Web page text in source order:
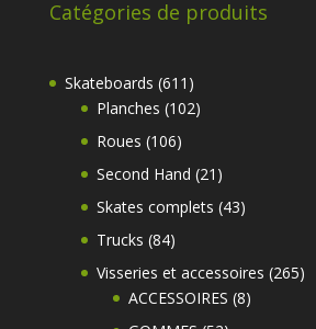
Catégories de produits
Skateboards 611 611
produits
Planches 102102
Roues 106106
produits
Second Hand 21 21
produits
Skates complets 4343
Trucks 8484
produits
Visseries et accessoires 265265
ACCESSOIRES 88